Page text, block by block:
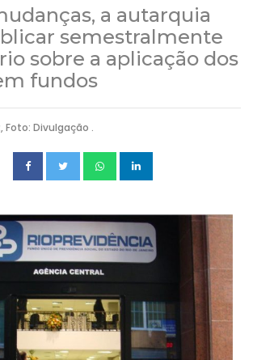
a autarquia
semestralmente
sobre a aplicação dos
fundos
Foto: Divulgação .